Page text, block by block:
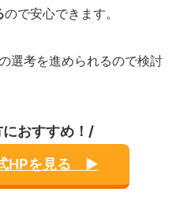
ので安心できます。
選考を進められるので検討
おすすめ！/
HPを見る ▶︎